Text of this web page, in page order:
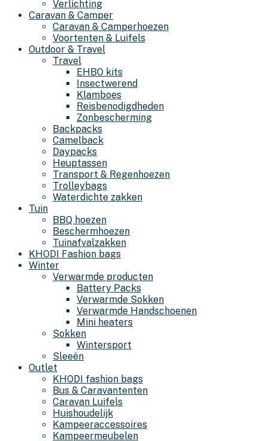
Verlichting
Caravan & Camper
Caravan & Camperhoezen
Voortenten & Luifels
Outdoor & Travel
Travel
EHBO kits
Insectwerend
Klamboes
Reisbenodigdheden
Zonbescherming
Backpacks
Camelback
Daypacks
Heuptassen
Transport & Regenhoezen
Trolleybags
Waterdichte zakken
Tuin
BBQ hoezen
Beschermhoezen
Tuinafvalzakken
KHODI Fashion bags
Winter
Verwarmde producten
Battery Packs
Verwarmde Sokken
Verwarmde Handschoenen
Mini heaters
Sokken
Wintersport
Sleeën
Outlet
KHODI fashion bags
Bus & Caravantenten
Caravan Luifels
Huishoudelijk
Kampeeraccessoires
Kampeermeubelen